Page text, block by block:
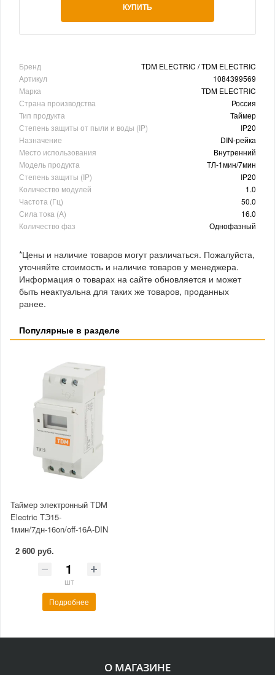
КУПИТЬ
Бренд
TDM ELECTRIC / TDM ELECTRIC
Артикул
1084399569
Марка
TDM ELECTRIC
Страна производства
Россия
Тип продукта
Таймер
Степень защиты от пыли и воды (IP)
IP20
Назначение
DIN-рейка
Место использования
Внутренний
Модель продукта
ТЛ-1мин/7мин
Степень защиты (IP)
IP20
Количество модулей
1.0
Частота (Гц)
50.0
Сила тока (А)
16.0
Количество фаз
Однофазный
*Цены и наличие товаров могут различаться. Пожалуйста,
уточняйте стоимость и наличие товаров у менеджера.
Информация о товарах на сайте обновляется и может
быть неактуальна для таких же товаров, проданных
ранее.
Популярные в разделе
Таймер электронный TDM
Electric ТЭ15-
1мин/7дн-16on/off-16А-DIN
2 600 руб.
шт
Подробнее
О МАГАЗИНЕ